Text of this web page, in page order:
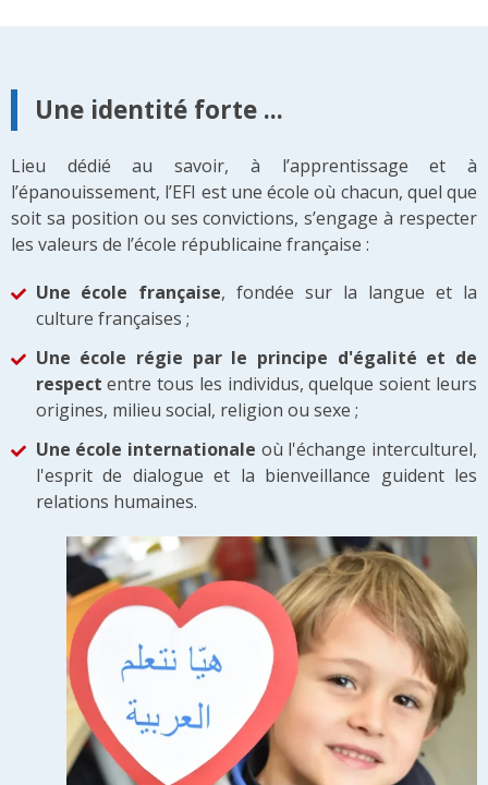
Une identité forte ...
Lieu dédié au savoir, à l’apprentissage et à
l’épanouissement, l’EFI est une école où chacun, quel que
soit sa position ou ses convictions, s’engage à respecter
les valeurs de l’école républicaine française :
Une école française, fondée sur la langue et la
culture françaises ;
Une école régie par le principe d'égalité et de
respect entre tous les individus, quelque soient leurs
origines, milieu social, religion ou sexe ;
Une école internationale où l'échange interculturel,
l'esprit de dialogue et la bienveillance guident les
relations humaines.